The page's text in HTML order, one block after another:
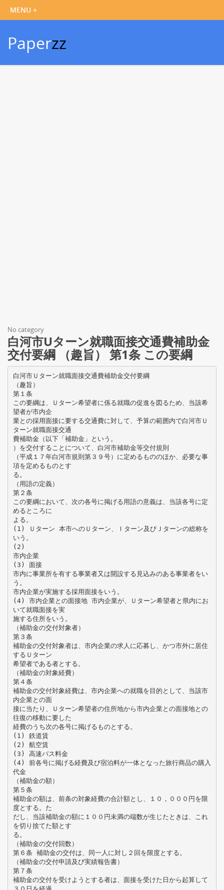
Paperzz
No category
白河市Uターン就職面接交通費補助金
交付要綱 （趣旨） 第1条 この要綱
白河市Ｕターン就職面接交通費補助金交付要綱
（趣旨）
第１条
この要綱は、Ｕターン希望者に係る就職の促進を図るため、当該希
望者が市内企
業との採用面接に要する交通費に対して、予算の範囲内で白河市Ｕ
ターン就職面接交通
費補助金（以下「補助金」という。
）を交付することについて、白河市補助金等交付規則
（平成１７年白河市規則第３９号）に定めるもののほか、必要な事
項を定めるものとす
る。
（用語の定義）
第２条
この要綱において、次の各号に掲げる用語の意義は、当該各号に定
めるところに
よる。
(1) Ｕターン 本市へのＵターン、Ｉターン及びＪターンの総称を
いう。
(2)
市内企業
(3) 面接
市内に事業所を有する事業者又は開設する見込みのある事業者をい
う。
市内企業が実施する採用面接をいう。
(4) 市内企業との面接地 市内企業が、Ｕターン希望者と県内にお
いて就職面接を実
施する住所をいう。
（補助金の交付対象者）
第３条
補助金の交付対象者は、市内企業の求人に応募し、かつ市外に居住
するＵターン
希望者である者とする。
（補助金の対象経費）
第４条
補助金の交付対象経費は、市内企業への就職を目的として、当該市
内企業との面
接に当たり、Ｕターン希望者の住所地から市内企業との面接地との
往復の移動に要した
経費のうち次の各号に掲げるものとする。
(1) 鉄道賃
(2) 航空賃
(3) 高速バス料金
(4) 前各号に掲げる経費及び宿泊料が一体となった旅行商品の購入
代金
（補助金の額）
第５条
補助金の額は、前条の対象経費の合計額とし、１０，０００円を限
度とする。た
だし、当該補助金の額に１００円未満の端数が生じたときは、これ
を切り捨てた額とす
る。
（補助金の交付回数）
第６条 補助金の交付は、同一人に対し２回を限度とする。
（補助金の交付申請及び実績報告書）
第７条
補助金の交付を受けようとする者は、面接を受けた日から起算して
３０日を経過